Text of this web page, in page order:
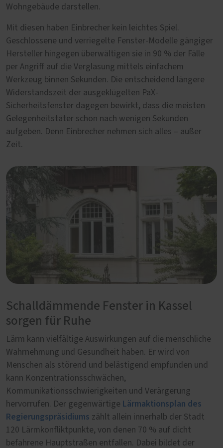
Wohngebäude darstellen.
Mit diesen haben Einbrecher kein leichtes Spiel.
Geschlossene und verriegelte Fenster-Modelle gängiger
Hersteller hingegen überwältigen sie in 90 % der Fälle
per Angriff auf die Verglasung mittels einfachem
Werkzeug binnen Sekunden. Die entscheidend längere
Widerstandszeit der ausgeklügelten PaX-
Sicherheitsfenster dagegen bewirkt, dass die meisten
Gelegenheitstäter schon nach wenigen Sekunden
aufgeben. Denn Einbrecher nehmen sich alles – außer
Zeit.
Schalldämmende Fenster in Kassel
sorgen für Ruhe
Lärm kann vielfältige Auswirkungen auf die menschliche
Wahrnehmung und Gesundheit haben. Er wird von
Menschen als störend und belästigend empfunden und
kann Konzentrationsschwächen,
Kommunikationsschwierigkeiten und Verärgerung
hervorrufen. Der gegenwärtige Lärmaktionsplan des
Regierungspräsidiums zählt allein innerhalb der Stadt
120 Lärmkonfliktpunkte, von denen 70 % auf dicht
befahrene Hauptstraßen entfallen. Dabei bildet der